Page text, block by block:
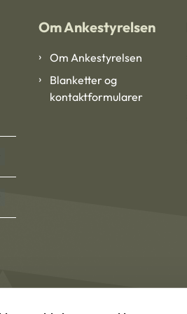
Om Ankestyrelsen
Om Ankestyrelsen
Blanketter og
kontaktformularer